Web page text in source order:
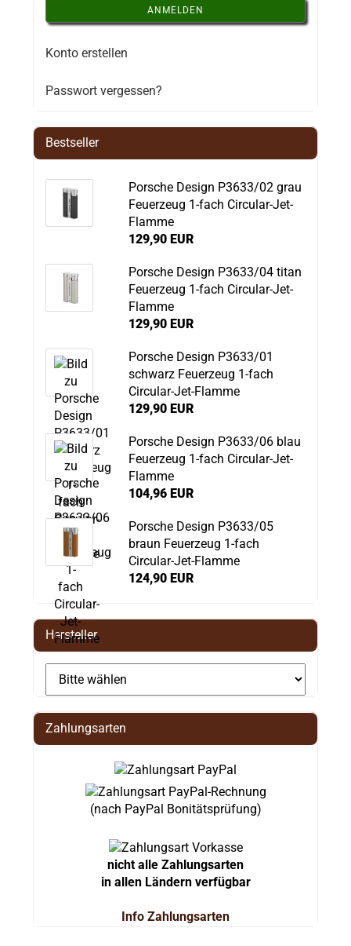
ANMELDEN
Konto erstellen
Passwort vergessen?
Bestseller
Porsche Design P3633/02 grau
Feuerzeug 1-fach Circular-Jet-
Flamme
129,90 EUR
Porsche Design P3633/04 titan
Feuerzeug 1-fach Circular-Jet-
Flamme
129,90 EUR
Porsche Design P3633/01
schwarz Feuerzeug 1-fach
Circular-Jet-Flamme
129,90 EUR
Porsche Design P3633/06 blau
Feuerzeug 1-fach Circular-Jet-
Flamme
104,96 EUR
Porsche Design P3633/05
braun Feuerzeug 1-fach
Circular-Jet-Flamme
124,90 EUR
Hersteller
Zahlungsarten
(nach PayPal Bonitätsprüfung)
nicht alle Zahlungsarten
in allen Ländern verfügbar
Info Zahlungsarten